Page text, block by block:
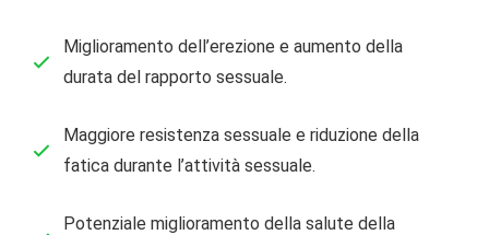
Miglioramento dell’erezione e aumento della
durata del rapporto sessuale.
Maggiore resistenza sessuale e riduzione della
fatica durante l’attività sessuale.
Potenziale miglioramento della salute della